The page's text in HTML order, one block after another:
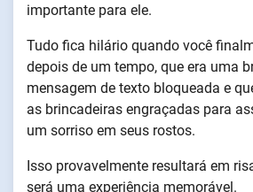
importante para ele.
Tudo fica hilário quando você
depois de um tempo, que era uma
mensagem de texto bloqueada e
as brincadeiras engraçadas para
um sorriso em seus rostos.
Isso provavelmente resultará em
será uma experiência memorável.